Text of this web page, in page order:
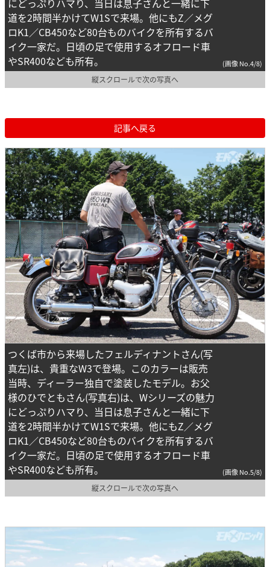
にどっぷりハマり、当日は息子さんと一緒に下
道を2時間半かけてW1Sで来場。他にもZ／メグ
ロK1／CB450など80台ものバイクを所有するバ
イク一家だ。日頃の足で使用するオフロード車
やSR400なども所有。
(画像 No.4/8)
縦スクロールで次の写真へ
記事へ戻る
つくば市から来場したフェルディナントさん(写
真左)は、貴重なW3で登場。このカラーは販売
当時、ディーラー独自で塗装したモデル。お父
様のひでともさん(写真右)は、Wシリーズの魅力
にどっぷりハマり、当日は息子さんと一緒に下
道を2時間半かけてW1Sで来場。他にもZ／メグ
ロK1／CB450など80台ものバイクを所有するバ
イク一家だ。日頃の足で使用するオフロード車
やSR400なども所有。
(画像 No.5/8)
縦スクロールで次の写真へ